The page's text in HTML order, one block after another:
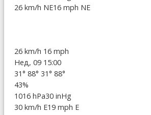
26 km/h NE16 mph NE
26 km/h 16 mph
Нед, 09 15:00
31° 88° 31° 88°
43%
1016 hPa30 inHg
30 km/h E19 mph E